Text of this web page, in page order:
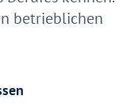
betrieblichen